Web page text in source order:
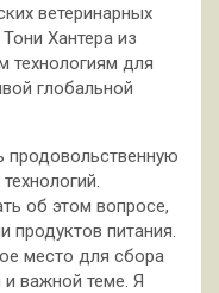
ветеринарных
Хантера из
технологиям для
глобальной
продовольственную
об этом вопросе,
продуктов питания.
место для сбора
важной теме. Я